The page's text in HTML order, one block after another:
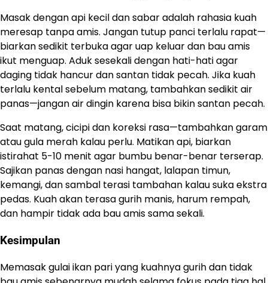
Masak dengan api kecil dan sabar adalah rahasia kuah
meresap tanpa amis. Jangan tutup panci terlalu rapat—
biarkan sedikit terbuka agar uap keluar dan bau amis
ikut menguap. Aduk sesekali dengan hati-hati agar
daging tidak hancur dan santan tidak pecah. Jika kuah
terlalu kental sebelum matang, tambahkan sedikit air
panas—jangan air dingin karena bisa bikin santan pecah.
Saat matang, cicipi dan koreksi rasa—tambahkan garam
atau gula merah kalau perlu. Matikan api, biarkan
istirahat 5-10 menit agar bumbu benar-benar terserap.
Sajikan panas dengan nasi hangat, lalapan timun,
kemangi, dan sambal terasi tambahan kalau suka ekstra
pedas. Kuah akan terasa gurih manis, harum rempah,
dan hampir tidak ada bau amis sama sekali.
Kesimpulan
Memasak gulai ikan pari yang kuahnya gurih dan tidak